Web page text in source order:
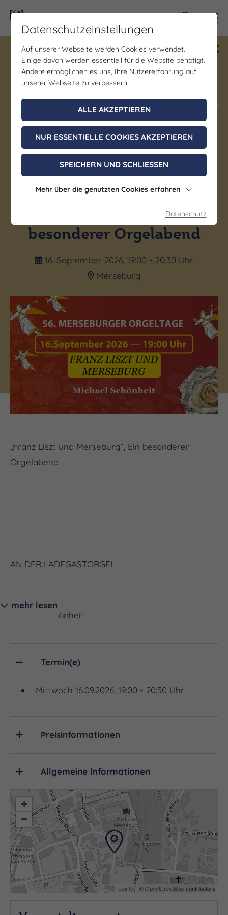
Gewinne ein Blind Date mit Saale-
Unstrut! Teilnahme vom 1.7. - 18.12.
möglich.
Jetzt mitmachen
56. Merseburger Orgeltage I
Das große Abendkonzert –
„Franz Liszt und
Merseburg“, Ein
besonderer Orgelabend
16. September 2026, 19:00 - 20:30 Uhr
Merseburg
(c) Danny Manthei
„Franz Liszt und Merseburg“, Ein besonderer
Orgelabend
AN DER LADEGASTORGEL
Michael Schönheit
Michael Schönheit
im Anschluss Musikalischer Abendsegen
mehr lesen
Termin(e)
Mittwoch 16.09.2026, 19:00 - 20:30 Uhr
Preisinformationen
Allgemeine Informationen
+
−
Leaflet | ©OpenStreetMapcontributors
Datenschutzeinstellungen
Auf unserer Webseite werden Cookies verwendet.
Einige davon werden essentiell für die Website benötigt.
Andere ermöglichen es uns, Ihre Nutzererfahrung auf
unserer Webseite zu verbessern.
ALLE AKZEPTIEREN
NUR ESSENTIELLE COOKIES AKZEPTIEREN
SPEICHERN UND SCHLIESSEN
Mehr über die genutzten Cookies erfahren
Datenschutz